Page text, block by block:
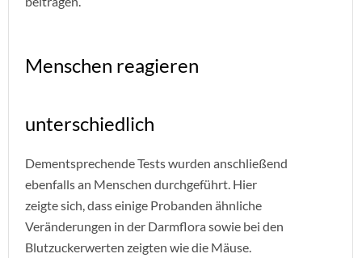
Menschen reagieren
unterschiedlich
Dementsprechende Tests wurden anschließend
ebenfalls an Menschen durchgeführt. Hier
zeigte sich, dass einige Probanden ähnliche
Veränderungen in der Darmflora sowie bei den
Blutzuckerwerten zeigten wie die Mäuse.